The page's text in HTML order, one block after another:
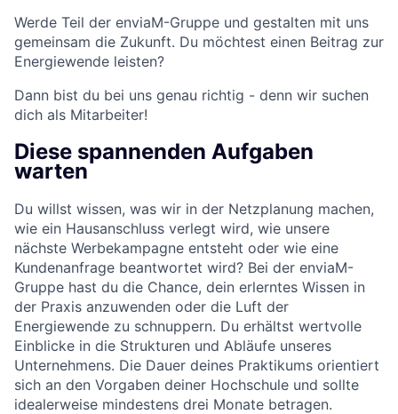
Werde Teil der enviaM-Gruppe und gestalten mit uns
gemeinsam die Zukunft. Du möchtest einen Beitrag zur
Energiewende leisten?
Dann bist du bei uns genau richtig - denn wir suchen
dich als Mitarbeiter!
Diese spannenden Aufgaben
warten
Du willst wissen, was wir in der Netzplanung machen,
wie ein Hausanschluss verlegt wird, wie unsere
nächste Werbekampagne entsteht oder wie eine
Kundenanfrage beantwortet wird? Bei der enviaM-
Gruppe hast du die Chance, dein erlerntes Wissen in
der Praxis anzuwenden oder die Luft der
Energiewende zu schnuppern. Du erhältst wertvolle
Einblicke in die Strukturen und Abläufe unseres
Unternehmens. Die Dauer deines Praktikums orientiert
sich an den Vorgaben deiner Hochschule und sollte
idealerweise mindestens drei Monate betragen.